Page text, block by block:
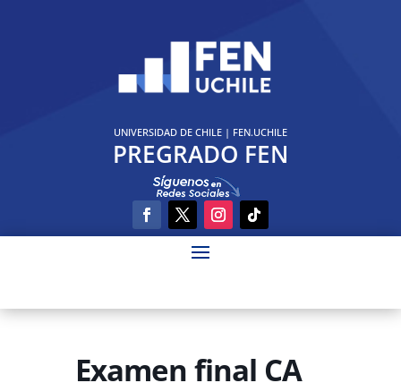
UNIVERSIDAD DE CHILE| FEN.UCHILE
PREGRADO FEN
Examen final CA